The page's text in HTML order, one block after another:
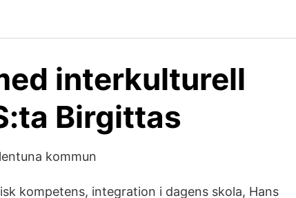
interkulturell
Birgittas
kommun
kompetens, integration i dagens skola, Hans